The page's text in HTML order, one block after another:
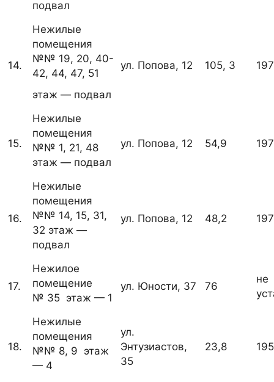
подвал
14.
Нежилые
помещения
№№ 19, 20, 40-
42, 44, 47, 51
этаж — подвал
ул. Попова, 12 105, 3
15.
Нежилые
помещения
№№ 1, 21, 48
этаж — подвал
ул. Попова, 12 54,9
16.
Нежилые
помещения
№№ 14, 15, 31,
32 этаж —
подвал
ул. Попова, 12 48,2
17.
Нежилое
помещение
№ 35 этаж — 1
ул. Юности, 37 76
не
18.
Нежилые
помещения
№№ 8, 9 этаж
— 4
ул.
Энтузиастов,
35
23,8